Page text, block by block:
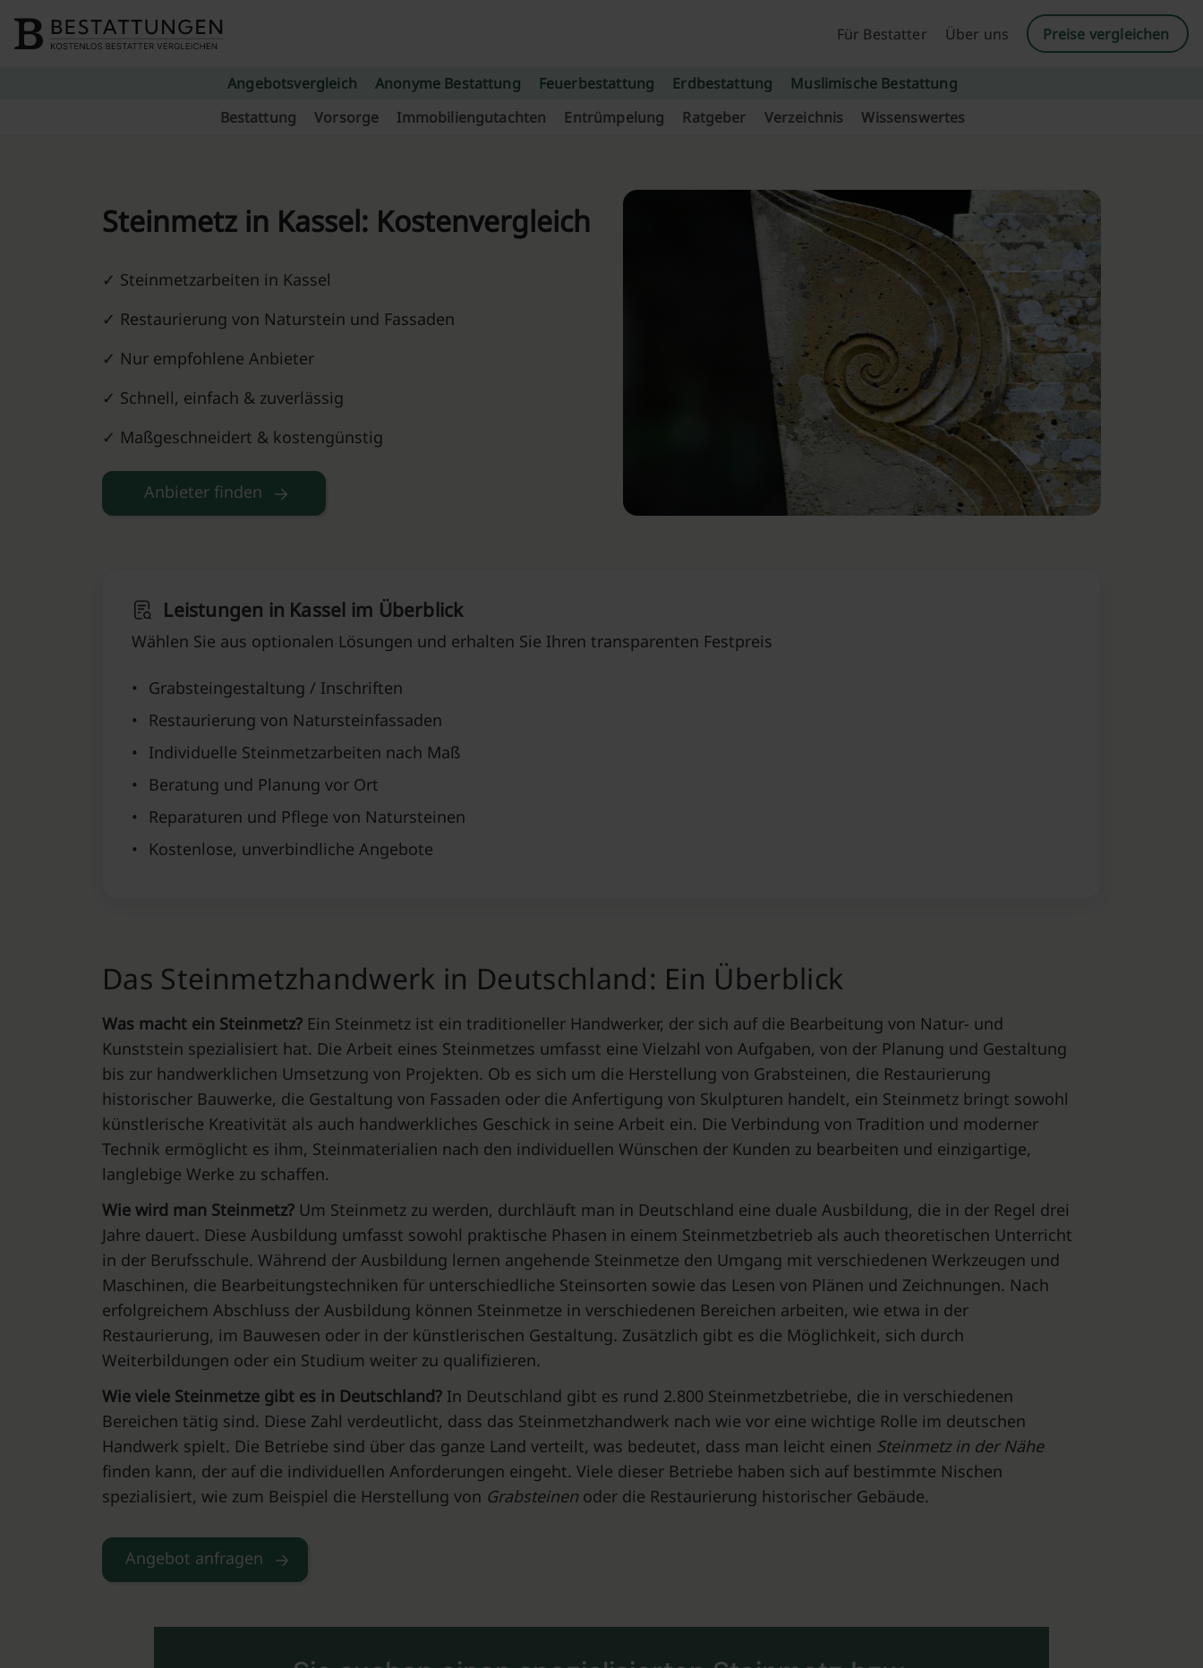
Für Bestatter
Über uns Preise vergleichen
Angebotsvergleich Anonyme Bestattung Feuerbestattung Erdbestattung
Muslimische Bestattung
Bestattung
Vorsorge Immobiliengutachten Entrümpelung Ratgeber Verzeichnis Wissenswertes
Steinmetz in Kassel⁠: Kostenvergleich
✓ Steinmetzarbeiten in Kassel⁠
✓ Restaurierung von Naturstein und Fassaden
✓ Nur empfohlene Anbieter
✓ Schnell, einfach & zuverlässig
✓ Maßgeschneidert & kostengünstig
Anbieter finden
Leistungen in Kassel⁠ im Überblick
Wählen Sie aus optionalen Lösungen und erhalten Sie Ihren transparenten Festpreis
•
Grabsteingestaltung / Inschriften
•
Restaurierung von Natursteinfassaden
•
Individuelle Steinmetzarbeiten nach Maß
•
Beratung und Planung vor Ort
•
Reparaturen und Pflege von Natursteinen
•
Kostenlose, unverbindliche Angebote
Das Steinmetzhandwerk in Deutschland: Ein Überblick
Was macht ein Steinmetz? Ein Steinmetz ist ein traditioneller Handwerker, der sich auf die Bearbeitung von Natur- und
Kunststein spezialisiert hat. Die Arbeit eines Steinmetzes umfasst eine Vielzahl von Aufgaben, von der Planung und Gestaltung
bis zur handwerklichen Umsetzung von Projekten. Ob es sich um die Herstellung von Grabsteinen, die Restaurierung
historischer Bauwerke, die Gestaltung von Fassaden oder die Anfertigung von Skulpturen handelt, ein Steinmetz bringt sowohl
künstlerische Kreativität als auch handwerkliches Geschick in seine Arbeit ein. Die Verbindung von Tradition und moderner
Technik ermöglicht es ihm, Steinmaterialien nach den individuellen Wünschen der Kunden zu bearbeiten und einzigartige,
langlebige Werke zu schaffen.
Wie wird man Steinmetz? Um Steinmetz zu werden, durchläuft man in Deutschland eine duale Ausbildung, die in der Regel drei
Jahre dauert. Diese Ausbildung umfasst sowohl praktische Phasen in einem Steinmetzbetrieb als auch theoretischen Unterricht
in der Berufsschule. Während der Ausbildung lernen angehende Steinmetze den Umgang mit verschiedenen Werkzeugen und
Maschinen, die Bearbeitungstechniken für unterschiedliche Steinsorten sowie das Lesen von Plänen und Zeichnungen. Nach
erfolgreichem Abschluss der Ausbildung können Steinmetze in verschiedenen Bereichen arbeiten, wie etwa in der
Restaurierung, im Bauwesen oder in der künstlerischen Gestaltung. Zusätzlich gibt es die Möglichkeit, sich durch
Weiterbildungen oder ein Studium weiter zu qualifizieren.
Wie viele Steinmetze gibt es in Deutschland? In Deutschland gibt es rund 2.800 Steinmetzbetriebe, die in verschiedenen
Bereichen tätig sind. Diese Zahl verdeutlicht, dass das Steinmetzhandwerk nach wie vor eine wichtige Rolle im deutschen
Handwerk spielt. Die Betriebe sind über das ganze Land verteilt, was bedeutet, dass man leicht einen Steinmetz in der Nähe
finden kann, der auf die individuellen Anforderungen eingeht. Viele dieser Betriebe haben sich auf bestimmte Nischen
spezialisiert, wie zum Beispiel die Herstellung von Grabsteinen oder die Restaurierung historischer Gebäude.
Angebot anfragen